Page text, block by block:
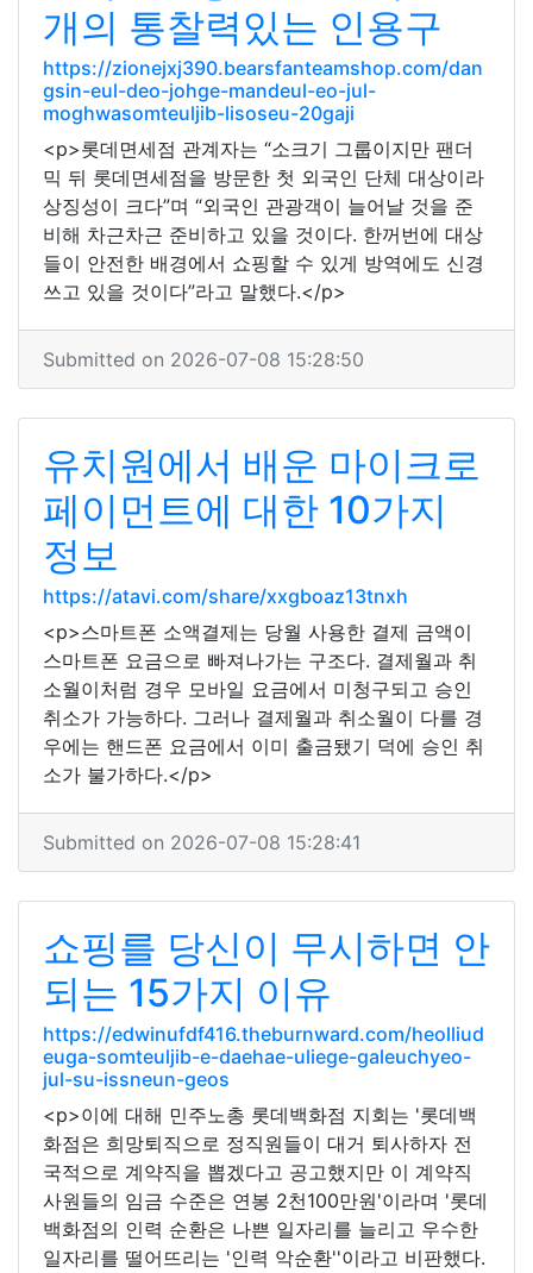
개의 통찰력있는 인용구
https://zionejxj390.bearsfanteamshop.com/dan
gsin-eul-deo-johge-mandeul-eo-jul-
moghwasomteuljib-lisoseu-20gaji
<p>롯데면세점 관계자는 “소크기 그룹이지만 팬더
믹 뒤 롯데면세점을 방문한 첫 외국인 단체 대상이라
상징성이 크다”며 “외국인 관광객이 늘어날 것을 준
비해 차근차근 준비하고 있을 것이다. 한꺼번에 대상
들이 안전한 배경에서 쇼핑할 수 있게 방역에도 신경
쓰고 있을 것이다”라고 말했다.</p>
Submitted on 2026-07-08 15:28:50
유치원에서 배운 마이크로
페이먼트에 대한 10가지
정보
https://atavi.com/share/xxgboaz13tnxh
<p>스마트폰 소액결제는 당월 사용한 결제 금액이
스마트폰 요금으로 빠져나가는 구조다. 결제월과 취
소월이처럼 경우 모바일 요금에서 미청구되고 승인
취소가 가능하다. 그러나 결제월과 취소월이 다를 경
우에는 핸드폰 요금에서 이미 출금됐기 덕에 승인 취
소가 불가하다.</p>
Submitted on 2026-07-08 15:28:41
쇼핑를 당신이 무시하면 안
되는 15가지 이유
https://edwinufdf416.theburnward.com/heolliud
euga-somteuljib-e-daehae-uliege-galeuchyeo-
jul-su-issneun-geos
<p>이에 대해 민주노총 롯데백화점 지회는 '롯데백
화점은 희망퇴직으로 정직원들이 대거 퇴사하자 전
국적으로 계약직을 뽑겠다고 공고했지만 이 계약직
사원들의 임금 수준은 연봉 2천100만원'이라며 '롯데
백화점의 인력 순환은 나쁜 일자리를 늘리고 우수한
일자리를 떨어뜨리는 '인력 악순환''이라고 비판했다.